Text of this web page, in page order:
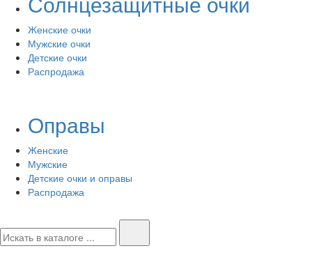
Женские очки
Мужские очки
Детские очки
Распродажа
Оправы
Женские
Мужские
Детские очки и оправы
Распродажа